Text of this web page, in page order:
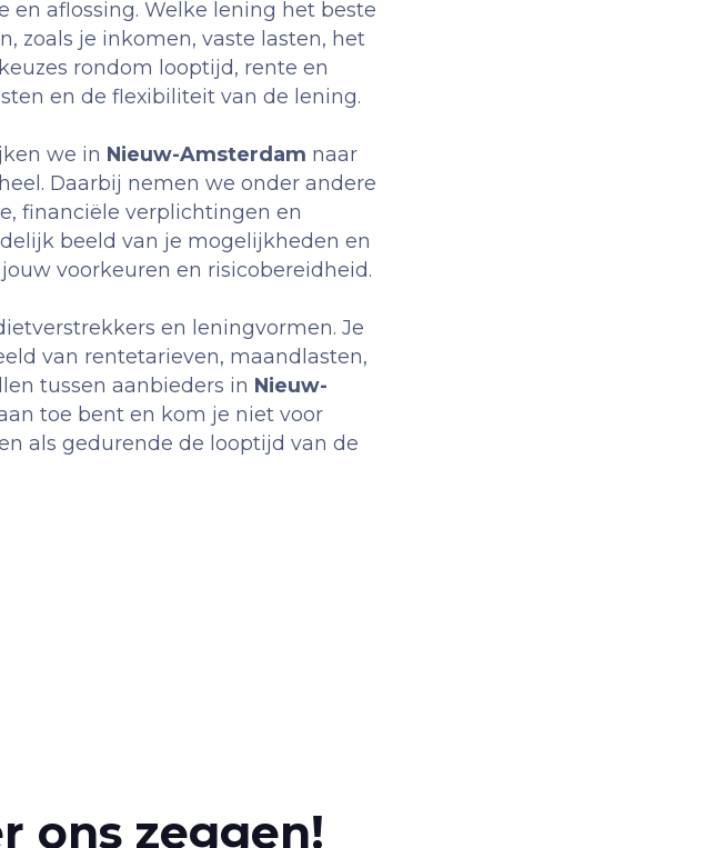
aflossing. Welke lening het beste
zoals je inkomen, vaste lasten, het
rondom looptijd, rente en
en de flexibiliteit van de lening.
we in Nieuw-Amsterdam naar
Daarbij nemen we onder andere
financiële verplichtingen en
beeld van je mogelijkheden en
voorkeuren en risicobereidheid.
en leningvormen. Je
van rentetarieven, maandlasten,
tussen aanbieders in Nieuw-
toe bent en kom je niet voor
als gedurende de looptijd van de
ons zeggen!